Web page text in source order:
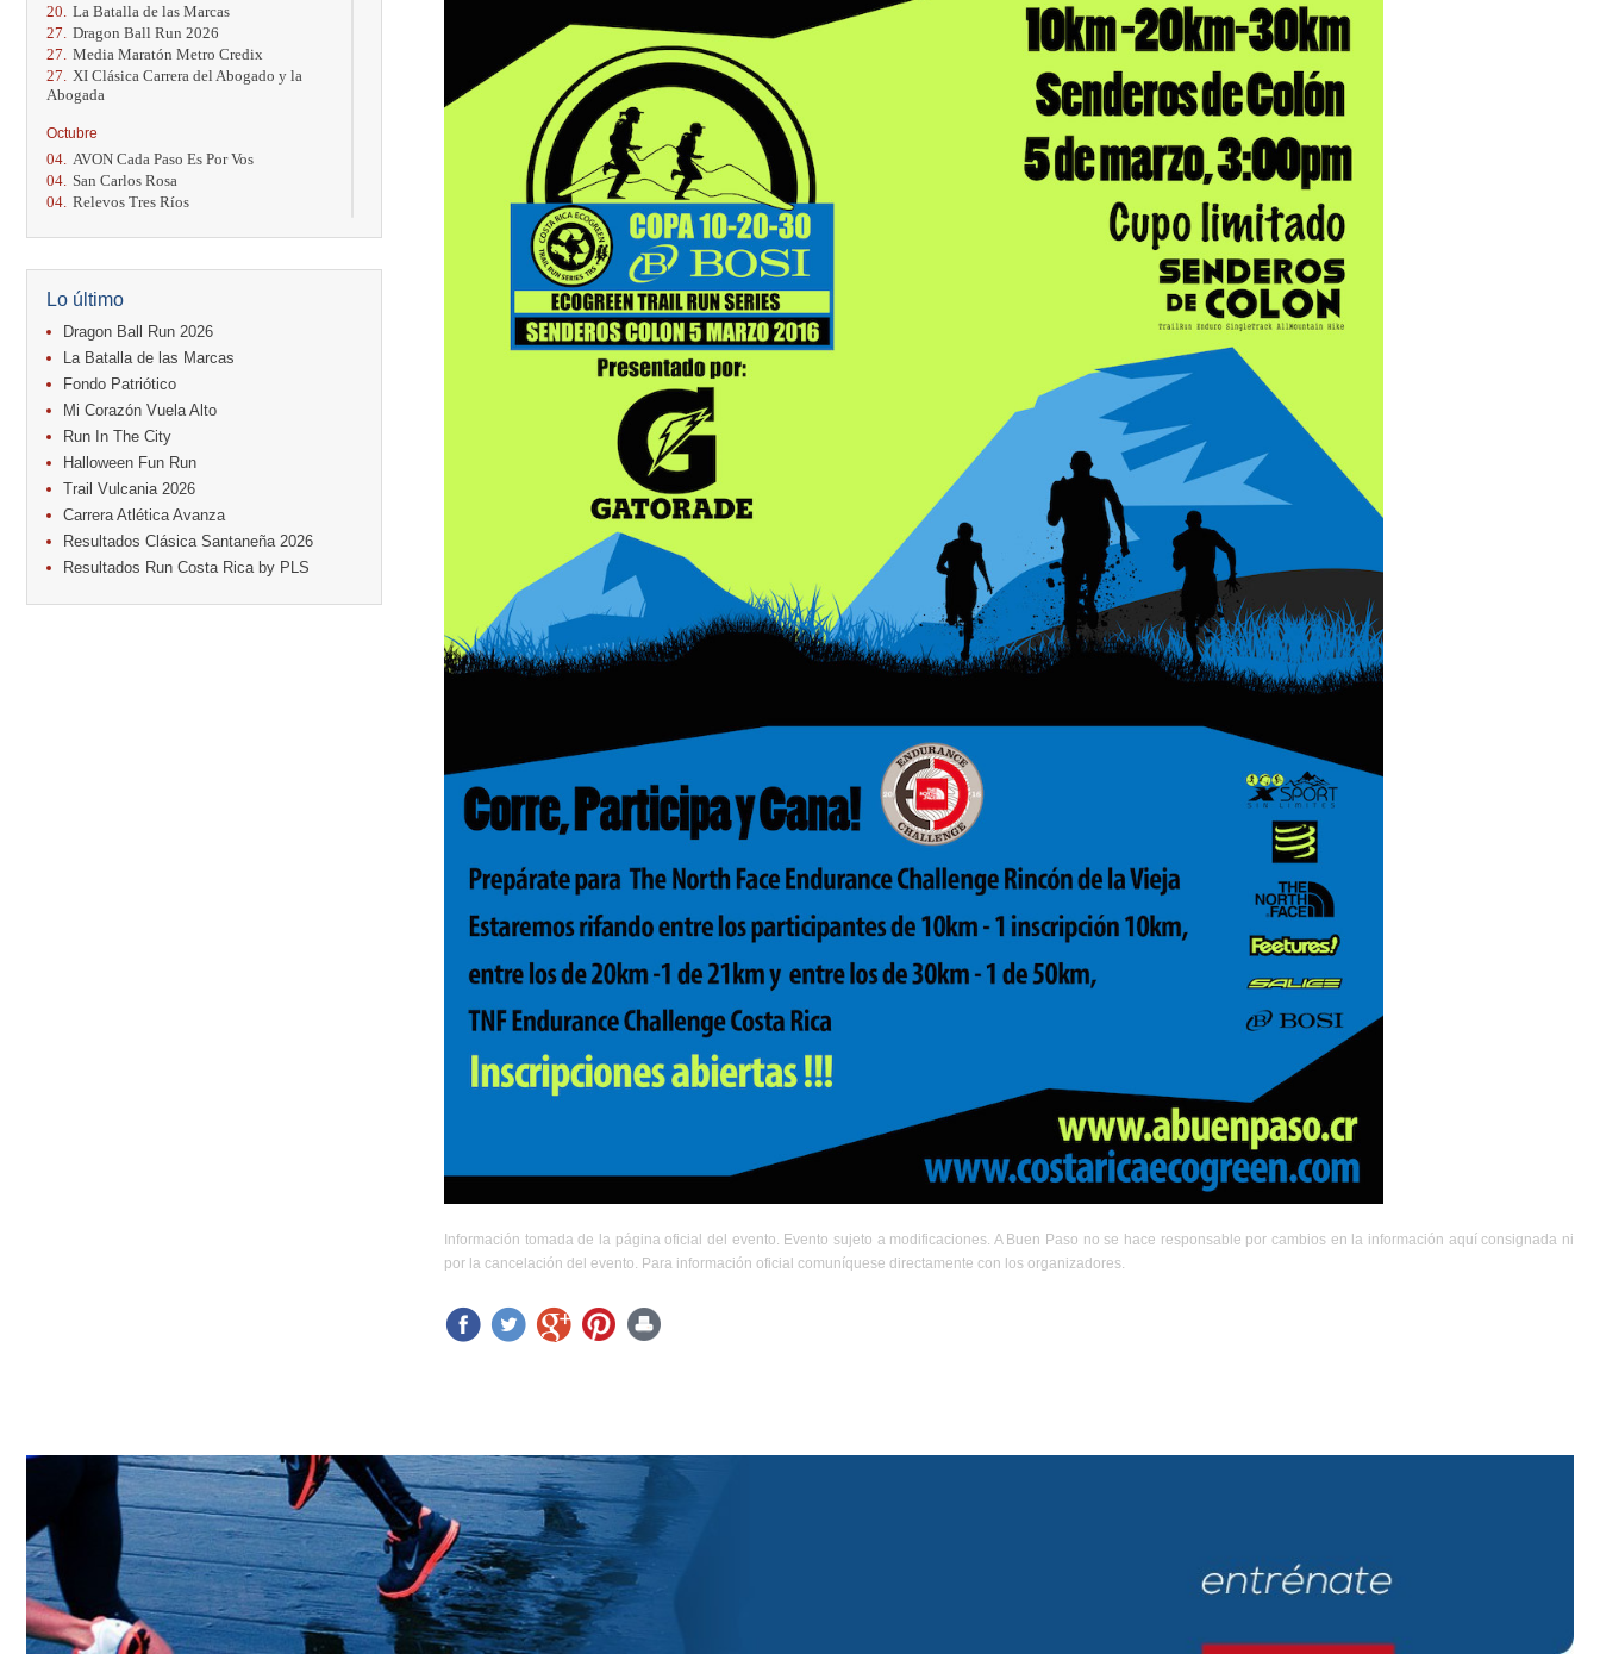
20. La Batalla de las Marcas
27. Dragon Ball Run 2026
27. Media Maratón Metro Credix
27.
XI Clásica Carrera del Abogado y la
Abogada
Octubre
04. AVON Cada Paso Es Por Vos
04. San Carlos Rosa
04. Relevos Tres Ríos
17. Caribe Paradise Run
Casa Turire Trail Run
18. Warriors Run Circuit
18. Samsung Jacó Beach Half Marathon
2026
25. Run Alajuela
31. Halloween Fun Run
Entre Pan y Rosas
Diciembre
06. Trail Vulcania 2026
Lo último
Dragon Ball Run 2026
La Batalla de las Marcas
Fondo Patriótico
Mi Corazón Vuela Alto
Run In The City
Halloween Fun Run
Trail Vulcania 2026
Carrera Atlética Avanza
Resultados Clásica Santaneña 2026
Resultados Run Costa Rica by PLS
Información tomada de la página oficial del evento. Evento sujeto a modificaciones. A Buen Paso no se hace responsable por cambios en la información aquí consignada ni
por la cancelación del evento. Para información oficial comuníquese directamente con los organizadores.